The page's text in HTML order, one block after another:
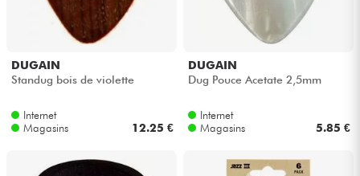
DUGAIN
Standug bois de violette
Internet
Magasins
12.25 €
DUGAIN
Dug Pouce Acetate 2,5mm
Internet
Magasins
5.85 €